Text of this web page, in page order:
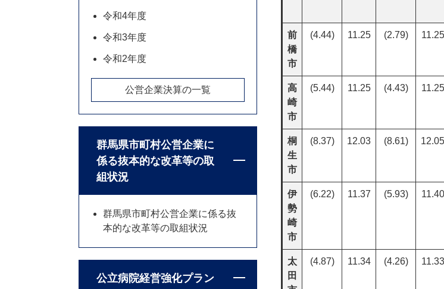
前
橋
市
(4.44) 11.25 (2.79) 11.25
高
崎
市
(5.44) 11.25 (4.43) 11.25
桐
生
市
(8.37) 12.03 (8.61) 12.05
伊
勢
崎
市
(6.22) 11.37 (5.93) 11.40
太
田
(4.87) 11.34 (4.26) 11.33
令和4年度
令和3年度
令和2年度
公営企業決算の一覧
群馬県市町村公営企業に
係る抜本的な改革等の取
組状況
群馬県市町村公営企業に係る抜
本的な改革等の取組状況
公立病院経営強化プラン